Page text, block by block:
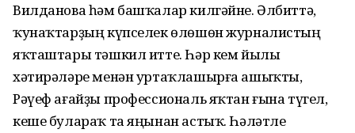
Вилданова һәм башҡалар килгәйне. Әлбиттә,
ҡунаҡтарҙың күпселек өлөшөн журналистың
яҡташтары тәшкил итте. Һәр кем йылы
хәтирәләре менән уртаҡлашырға ашыҡты,
Рәүеф ағайҙы профессиональ яҡтан ғына түгел,
кеше булараҡ та яңынан астыҡ. Һәләтле